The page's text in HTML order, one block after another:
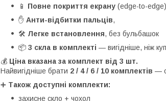
📱 Повне покриття екрану (edge-to-edge)
✋ Анти-відбитки пальців,
🛠 Легке встановлення, без бульбашок
📦 3 скла в комплекті — вигідніше, ніж
💰 Ціна вказана за комплект від 3 шт.
Найвигідніше брати 2 / 4 / 6 / 10 комплектів —
➕ Також доступні комплекти:
захисне скло + чохол